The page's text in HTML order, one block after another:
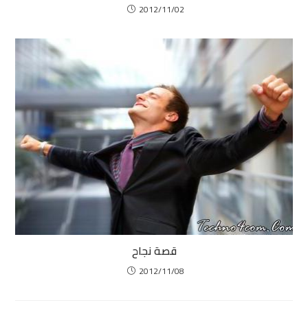
2012/11/02
قصة نجاح
2012/11/08